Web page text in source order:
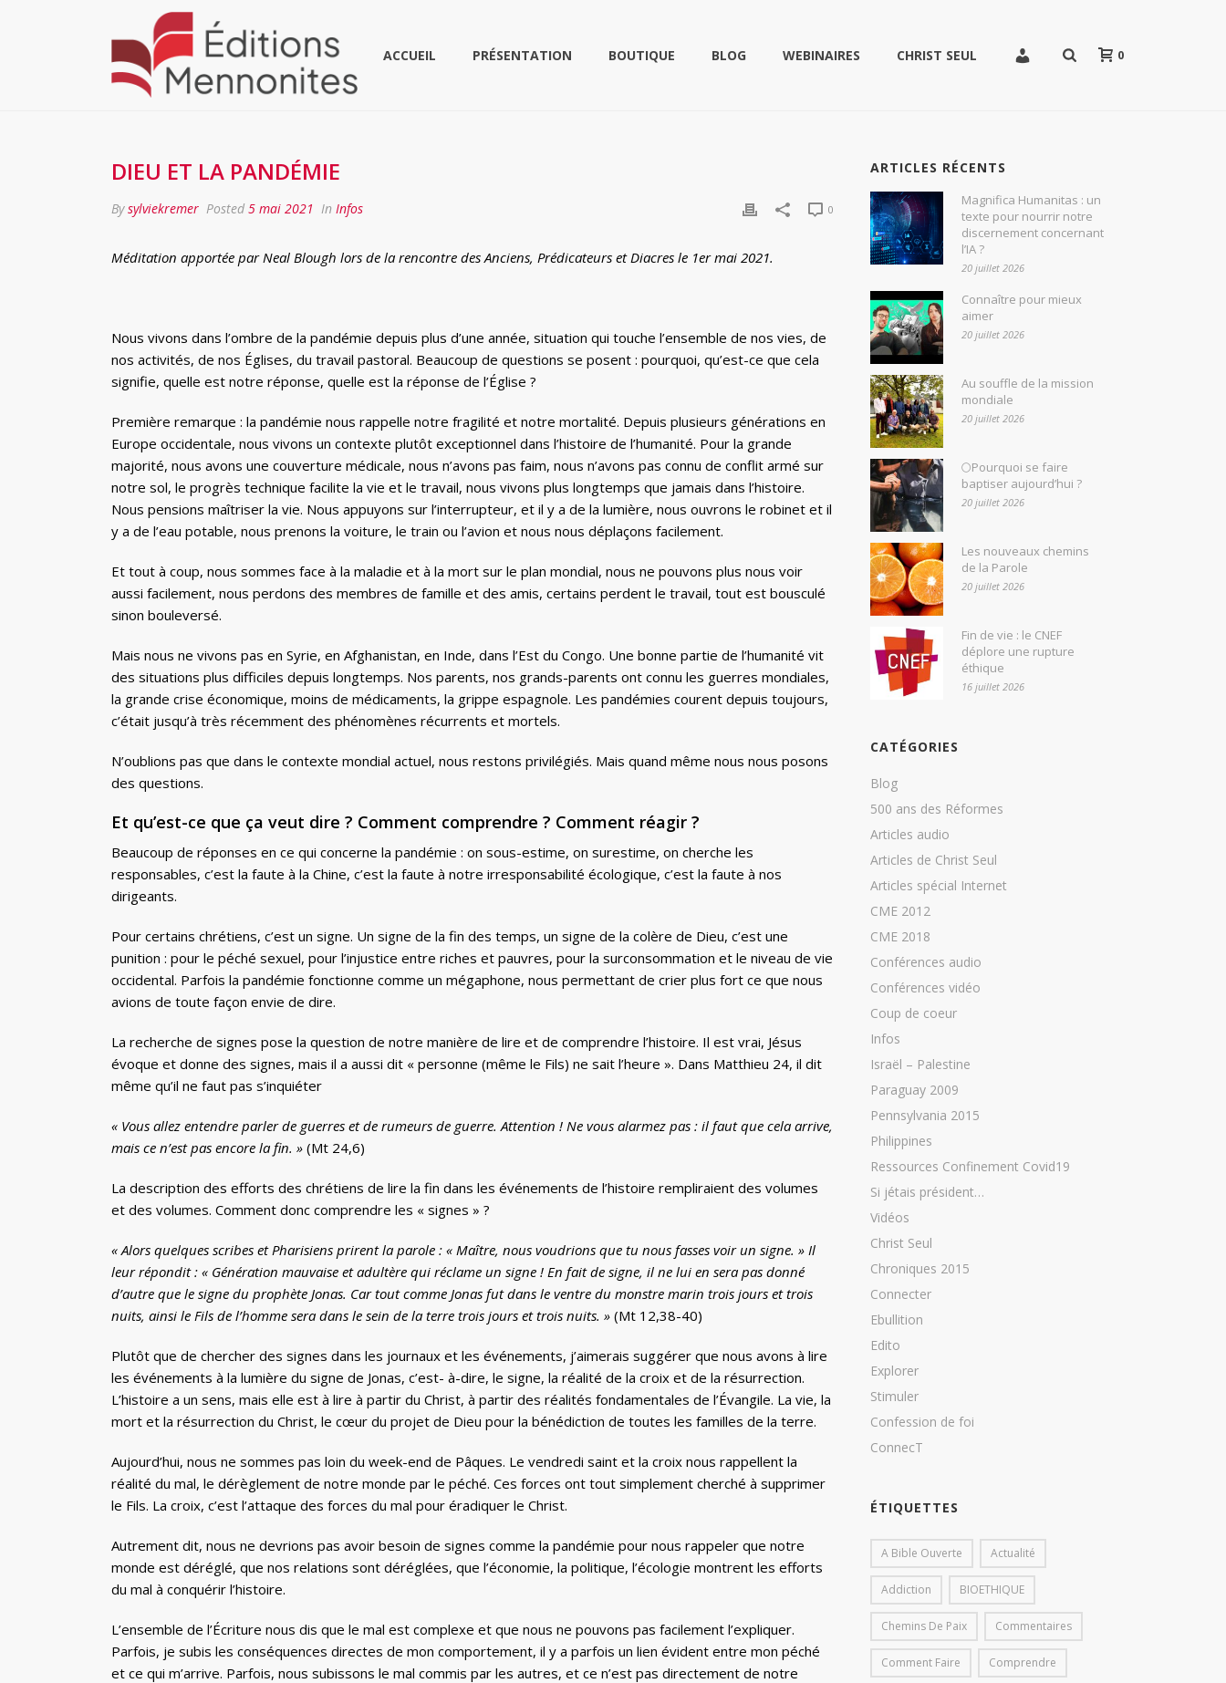
ACCUEIL PRÉSENTATION BOUTIQUE BLOG WEBINAIRES CHRIST SEUL 0
DIEU ET LA PANDÉMIE
Bysylviekremer Posted 5 mai 2021 In Infos 0
Méditation apportée par Neal Blough lors de la rencontre des Anciens, Prédicateurs et Diacres le 1er mai 2021.
Nous vivons dans l’ombre de la pandémie depuis plus d’une année, situation qui touche l’ensemble de nos vies, de
nos activités, de nos Églises, du travail pastoral. Beaucoup de questions se posent : pourquoi, qu’est-ce que cela
signifie, quelle est notre réponse, quelle est la réponse de l’Église ?
Première remarque : la pandémie nous rappelle notre fragilité et notre mortalité. Depuis plusieurs générations en
Europe occidentale, nous vivons un contexte plutôt exceptionnel dans l’histoire de l’humanité. Pour la grande
majorité, nous avons une couverture médicale, nous n’avons pas faim, nous n’avons pas connu de conflit armé sur
notre sol, le progrès technique facilite la vie et le travail, nous vivons plus longtemps que jamais dans l’histoire.
Nous pensions maîtriser la vie. Nous appuyons sur l’interrupteur, et il y a de la lumière, nous ouvrons le robinet et il
y a de l’eau potable, nous prenons la voiture, le train ou l’avion et nous nous déplaçons facilement.
Et tout à coup, nous sommes face à la maladie et à la mort sur le plan mondial, nous ne pouvons plus nous voir
aussi facilement, nous perdons des membres de famille et des amis, certains perdent le travail, tout est bousculé
sinon bouleversé.
Mais nous ne vivons pas en Syrie, en Afghanistan, en Inde, dans l’Est du Congo. Une bonne partie de l’humanité vit
des situations plus difficiles depuis longtemps. Nos parents, nos grands-parents ont connu les guerres mondiales,
la grande crise économique, moins de médicaments, la grippe espagnole. Les pandémies courent depuis toujours,
c’était jusqu’à très récemment des phénomènes récurrents et mortels.
N’oublions pas que dans le contexte mondial actuel, nous restons privilégiés. Mais quand même nous nous posons
des questions.
Et qu’est-ce que ça veut dire ? Comment comprendre ? Comment réagir ?
Beaucoup de réponses en ce qui concerne la pandémie : on sous-estime, on surestime, on cherche les
responsables, c’est la faute à la Chine, c’est la faute à notre irresponsabilité écologique, c’est la faute à nos
dirigeants.
Pour certains chrétiens, c’est un signe. Un signe de la fin des temps, un signe de la colère de Dieu, c’est une
punition : pour le péché sexuel, pour l’injustice entre riches et pauvres, pour la surconsommation et le niveau de vie
occidental. Parfois la pandémie fonctionne comme un mégaphone, nous permettant de crier plus fort ce que nous
avions de toute façon envie de dire.
La recherche de signes pose la question de notre manière de lire et de comprendre l’histoire. Il est vrai, Jésus
évoque et donne des signes, mais il a aussi dit « personne (même le Fils) ne sait l’heure ». Dans Matthieu 24, il dit
même qu’il ne faut pas s’inquiéter
« Vous allez entendre parler de guerres et de rumeurs de guerre. Attention ! Ne vous alarmez pas : il faut que cela arrive,
mais ce n’est pas encore la fin. » (Mt 24,6)
La description des efforts des chrétiens de lire la fin dans les événements de l’histoire rempliraient des volumes
et des volumes. Comment donc comprendre les « signes » ?
« Alors quelques scribes et Pharisiens prirent la parole : « Maître, nous voudrions que tu nous fasses voir un signe. » Il
leur répondit : « Génération mauvaise et adultère qui réclame un signe ! En fait de signe, il ne lui en sera pas donné
d’autre que le signe du prophète Jonas. Car tout comme Jonas fut dans le ventre du monstre marin trois jours et trois
nuits, ainsi le Fils de l’homme sera dans le sein de la terre trois jours et trois nuits. » (Mt 12,38-40)
Plutôt que de chercher des signes dans les journaux et les événements, j’aimerais suggérer que nous avons à lire
les événements à la lumière du signe de Jonas, c’est- à-dire, le signe, la réalité de la croix et de la résurrection.
L’histoire a un sens, mais elle est à lire à partir du Christ, à partir des réalités fondamentales de l’Évangile. La vie, la
mort et la résurrection du Christ, le cœur du projet de Dieu pour la bénédiction de toutes les familles de la terre.
Aujourd’hui, nous ne sommes pas loin du week-end de Pâques. Le vendredi saint et la croix nous rappellent la
réalité du mal, le dérèglement de notre monde par le péché. Ces forces ont tout simplement cherché à supprimer
le Fils. La croix, c’est l’attaque des forces du mal pour éradiquer le Christ.
Autrement dit, nous ne devrions pas avoir besoin de signes comme la pandémie pour nous rappeler que notre
monde est déréglé, que nos relations sont déréglées, que l’économie, la politique, l’écologie montrent les efforts
du mal à conquérir l’histoire.
L’ensemble de l’Écriture nous dis que le mal est complexe et que nous ne pouvons pas facilement l’expliquer.
Parfois, je subis les conséquences directes de mon comportement, il y a parfois un lien évident entre mon péché
et ce qui m’arrive. Parfois, nous subissons le mal commis par les autres, et ce n’est pas directement de notre
ARTICLES RÉCENTS
Magnifica Humanitas : un
texte pour nourrir notre
discernement concernant
l’IA ?
20 juillet 2026
Connaître pour mieux
aimer
20 juillet 2026
Au souffle de la mission
mondiale
20 juillet 2026
🌕Pourquoi se faire
baptiser aujourd’hui ?
20 juillet 2026
Les nouveaux chemins
de la Parole
20 juillet 2026
Fin de vie : le CNEF
déplore une rupture
éthique
16 juillet 2026
CATÉGORIES
Blog
500 ans des Réformes
Articles audio
Articles de Christ Seul
Articles spécial Internet
CME 2012
CME 2018
Conférences audio
Conférences vidéo
Coup de coeur
Infos
Israël – Palestine
Paraguay 2009
Pennsylvania 2015
Philippines
Ressources Confinement Covid19
Si jétais président…
Vidéos
Christ Seul
Chroniques 2015
Connecter
Ebullition
Edito
Explorer
Stimuler
Confession de foi
ConnecT
ÉTIQUETTES
A Bible Ouverte Actualité
Addiction BIOETHIQUE
Chemins De Paix Commentaires
Comment Faire Comprendre